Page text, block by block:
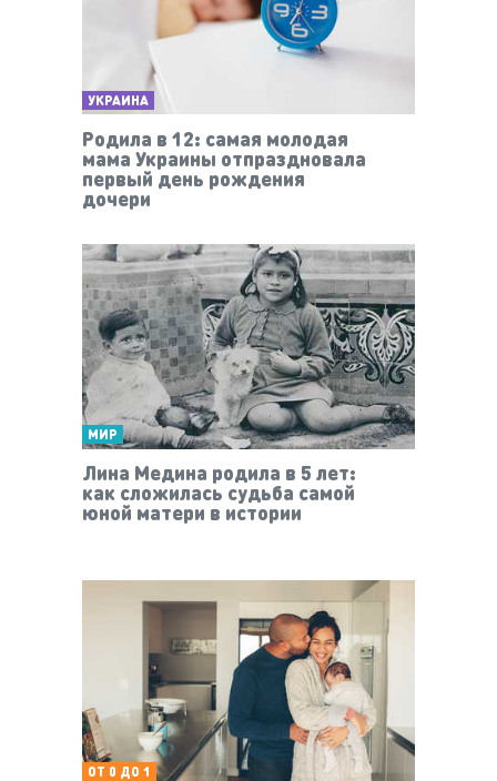
УКРАИНА
Родила в 12: самая молодая
мама Украины отпраздновала
первый день рождения
дочери
МИР
Лина Медина родила в 5 лет:
как сложилась судьба самой
юной матери в истории
ОТ 0 ДО 1